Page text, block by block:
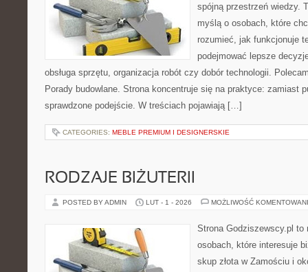
spójną przestrzeń wiedzy.
myślą o osobach, które
rozumieć, jak funkcjonuje
podejmować lepsze
obsługa sprzętu, organizacja robót czy dobór technologii.
Porady budowlane. Strona koncentruje się na praktyce: zamiast
sprawdzone podejście. W treściach pojawiają […]
CATEGORIES: MEBLE PREMIUM I DESIGNERSKIE
RODZAJE BIŻUTERII
POSTED BY ADMIN LUT - 1 - 2026 MOŻLIWOŚĆ
Strona Godziszewscy.pl
osobach, które interesuje
skup złota w Zamościu i